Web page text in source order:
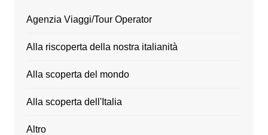
Agenzia Viaggi/Tour Operator
Alla riscoperta della nostra italianità
Alla scoperta del mondo
Alla scoperta dell'Italia
Altro